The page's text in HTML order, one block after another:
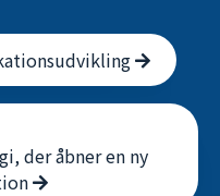
der åbner en ny